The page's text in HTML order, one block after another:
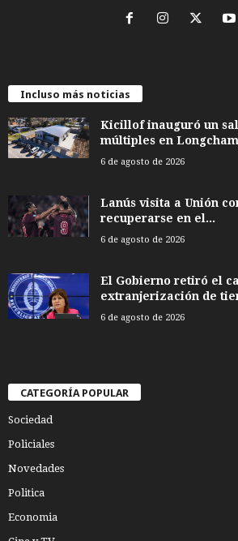
Incluso más noticias
Kicillof inauguró un
múltiples en
6 de agosto de 2026
Lanús visita a Unión
recuperarse en el...
6 de agosto de 2026
El Gobierno retiró el
extranjerización de
6 de agosto de 2026
CATEGORÍA POPULAR
Sociedad
Policiales
Novedades
Politica
Economia